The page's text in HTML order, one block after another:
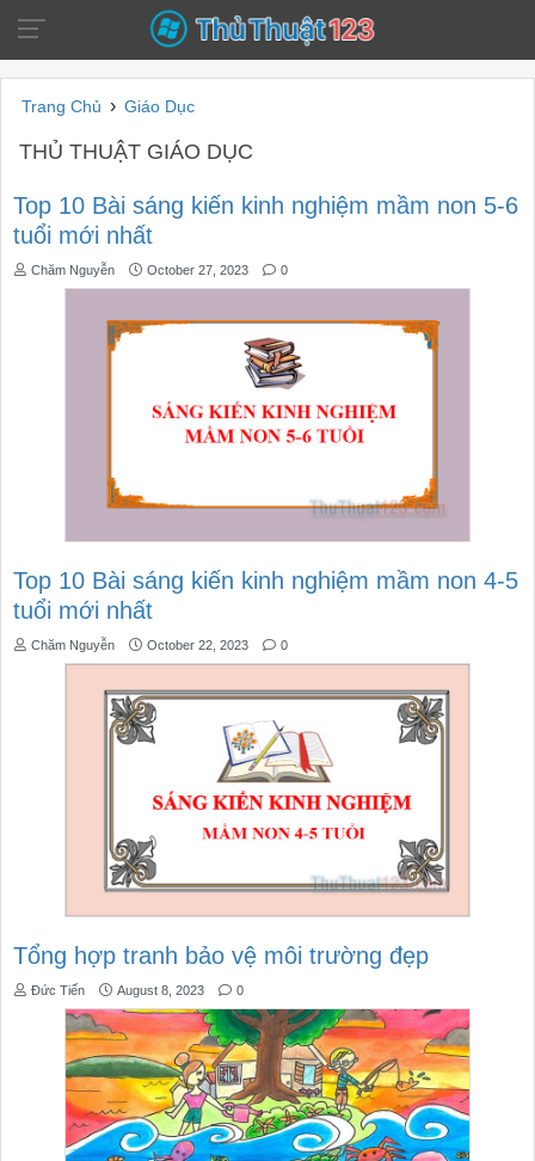
Trang Chủ › Giáo Dục
THỦ THUẬT GIÁO DỤC
Top 10 Bài sáng kiến kinh nghiệm mầm non 5-6
tuổi mới nhất
Chăm Nguyễn October 27, 2023 0
Top 10 Bài sáng kiến kinh nghiệm mầm non 4-5
tuổi mới nhất
Chăm Nguyễn October 22, 2023 0
Tổng hợp tranh bảo vệ môi trường đẹp
Đức Tiến August 8, 2023 0